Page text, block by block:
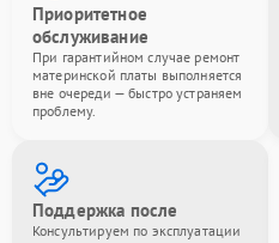
Приоритетное
обслуживание
При гарантийном случае ремонт
материнской платы выполняется
вне очереди — быстро устраняем
проблему.
Поддержка после
Консультируем по эксплуатации